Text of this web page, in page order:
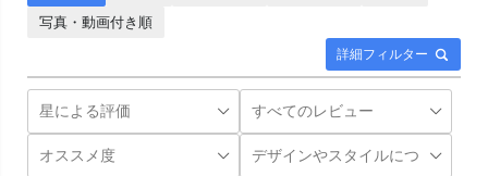
詳細フィルター
写真・動画付き順